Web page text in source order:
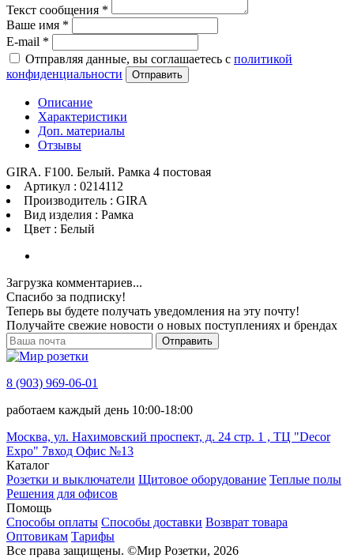
Текст сообщения *
Ваше имя *
E-mail *
Отправляя данные, вы соглашаетесь с политикой
конфиденциальности
Отправить
Описание
Характеристики
Доп. материалы
Отзывы
GIRA. F100. Белый. Рамка 4 постовая
Артикул : 0214112
Производитель : GIRA
Вид изделия : Рамка
Цвет : Белый
Загрузка комментариев...
Спасибо за подписку!
Теперь вы будете получать уведомления на эту почту!
Получайте свежие новости о новых поступлениях и брендах
Отправить
8 (903) 969-06-01
работаем каждый день 10:00-18:00
Москва, ул. Нахимовский проспект, д. 24 стр. 1 , ТЦ "Decor
Expo" 7вход Офис №13
Каталог
Розетки и выключатели Щитовое оборудование Теплые полы
Решения для офисов
Помощь
Способы оплаты Способы доставки Возврат товара
Оптовикам Тарифы
Все права защищены. ©Мир Розетки, 2026